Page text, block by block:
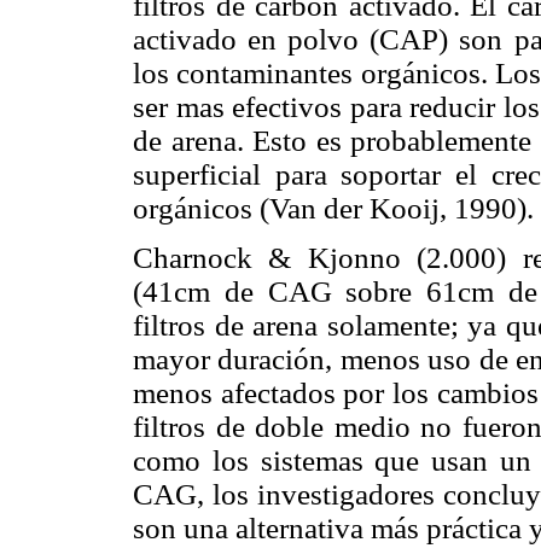
activado en polvo (CAP) son
los contaminantes orgánicos.
ser mas efectivos para reducir
de arena. Esto es
superficial para soportar el
orgánicos (Van der Kooij, 1990).
Charnock & Kjonno (2.000)
(41cm de CAG sobre 61cm
filtros de arena solamente; ya
mayor duración, menos uso de
menos afectados por los
filtros de doble medio no
como los sistemas que usan
CAG, los investigadores
son una alternativa más práctica